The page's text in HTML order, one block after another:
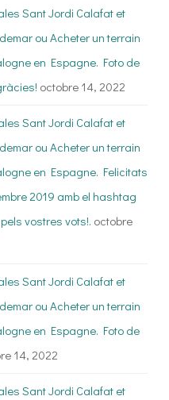
Sant Jordi Calafat et
ou Acheter un terrain
en Espagne. Foto de
octobre 14, 2022
Sant Jordi Calafat et
ou Acheter un terrain
en Espagne. Felicitats
2019 amb el hashtag
vostres vots!. octobre
Sant Jordi Calafat et
ou Acheter un terrain
en Espagne. Foto de
14, 2022
Sant Jordi Calafat et